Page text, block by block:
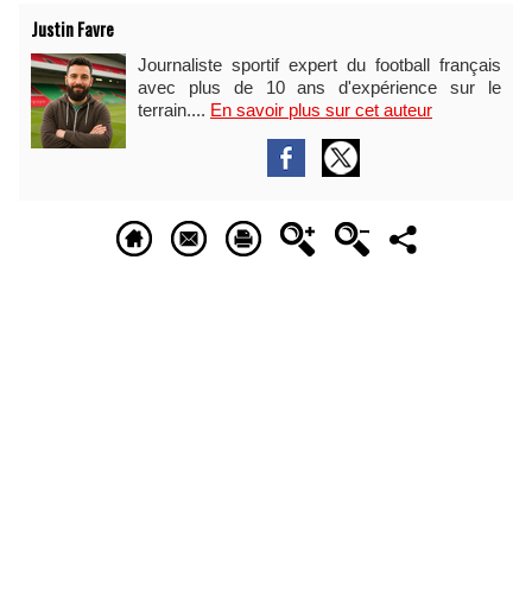
Justin Favre
Journaliste sportif expert du football français
avec plus de 10 ans d'expérience sur le
terrain.... En savoir plus sur cet auteur